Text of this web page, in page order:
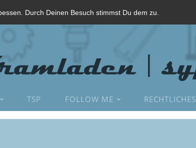
Durch Deinen Besuch stimmst Du dem zu.
TSP FOLLOW ME RECHTLICHES